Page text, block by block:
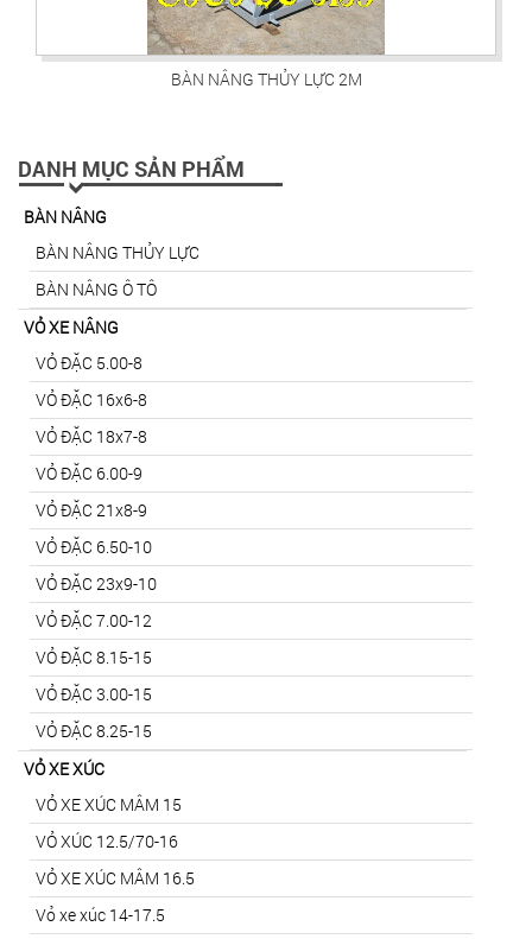
BÀN NÂNG THỦY LỰC 2M
DANH MỤC SẢN PHẨM
BÀN NÂNG
BÀN NÂNG THỦY LỰC
BÀN NÂNG Ô TÔ
VỎ XE NÂNG
VỎ ĐẶC 5.00-8
VỎ ĐẶC 16x6-8
VỎ ĐẶC 18x7-8
VỎ ĐẶC 6.00-9
VỎ ĐẶC 21x8-9
VỎ ĐẶC 6.50-10
VỎ ĐẶC 23x9-10
VỎ ĐẶC 7.00-12
VỎ ĐẶC 8.15-15
VỎ ĐẶC 3.00-15
VỎ ĐẶC 8.25-15
VỎ XE XÚC
VỎ XE XÚC MÂM 15
VỎ XÚC 12.5/70-16
VỎ XE XÚC MÂM 16.5
Vỏ xe xúc 14-17.5